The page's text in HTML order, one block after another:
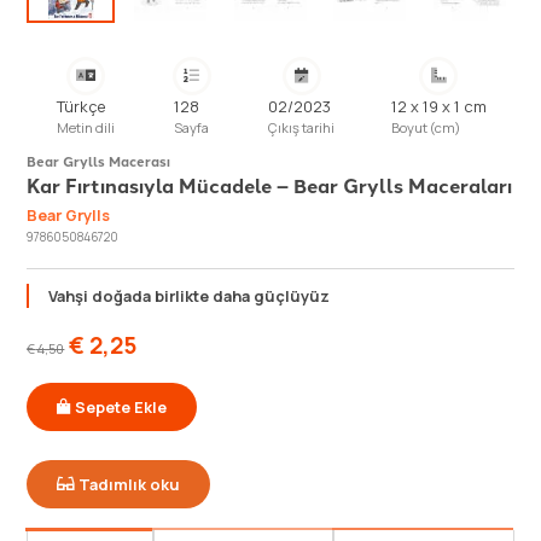
Türkçe
Metin dili
128
Sayfa
02/2023
Çıkış tarihi
12 x 19 x 1 cm
Boyut (cm)
Bear Grylls Macerası
Kar Fırtınasıyla Mücadele – Bear Grylls Maceraları
Bear Grylls
9786050846720
Vahşi doğada birlikte daha güçlüyüz
€4,50 € 2,25
Sepete Ekle
Tadımlık oku